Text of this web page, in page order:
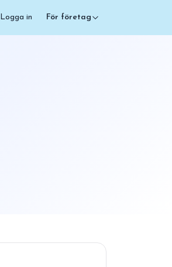
Logga in För företag